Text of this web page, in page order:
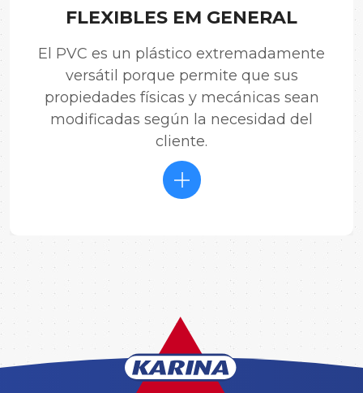
FLEXIBLES EM GENERAL
El PVC es un plástico extremadamente
versátil porque permite que sus
propiedades físicas y mecánicas sean
modificadas según la necesidad del
cliente.